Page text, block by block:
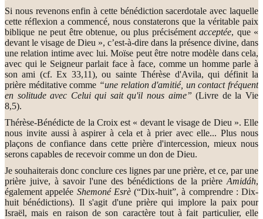
Si nous revenons enfin à cette bénédiction sacerdotale avec laquelle
cette réflexion a commencé, nous constaterons que la véritable paix
biblique ne peut être obtenue, ou plus précisément acceptée, que «
devant le visage de Dieu », c’est-à-dire dans la présence divine, dans
une relation intime avec lui. Moïse peut être notre modèle dans cela,
avec qui le Seigneur parlait face à face, comme un homme parle à
son ami (cf. Ex 33,11), ou sainte Thérèse d'Avila, qui définit la
prière méditative comme “une relation d'amitié, un contact fréquent
en solitude avec Celui qui sait qu'il nous aime” (Livre de la Vie
8,5).
Thérèse-Bénédicte de la Croix est « devant le visage de Dieu ». Elle
nous invite aussi à aspirer à cela et à prier avec elle... Plus nous
plaçons de confiance dans cette prière d'intercession, mieux nous
serons capables de recevoir comme un don de Dieu.
Je souhaiterais donc conclure ces lignes par une prière, et ce, par une
prière juive, à savoir l'une des bénédictions de la prière Amidáh,
également appelée Shemoné Esrè(“Dix-huit”, à comprendre : Dix-
huit bénédictions). Il s'agit d'une prière qui implore la paix pour
Israël, mais en raison de son caractère tout à fait particulier, elle